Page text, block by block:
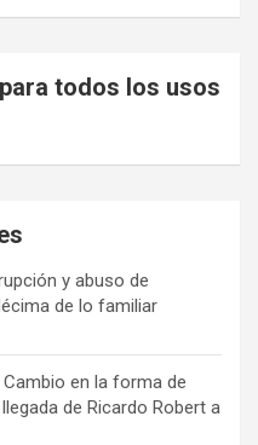
todos los usos
y abuso de
de lo familiar
Cambio en la forma de
de Ricardo Robert a